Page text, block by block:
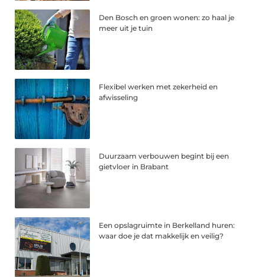
Den Bosch en groen wonen: zo haal je
meer uit je tuin
Flexibel werken met zekerheid en
afwisseling
Duurzaam verbouwen begint bij een
gietvloer in Brabant
Een opslagruimte in Berkelland huren:
waar doe je dat makkelijk en veilig?